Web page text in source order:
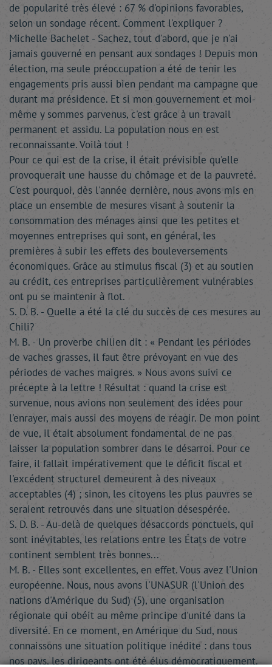
de popularité très élevé : 67 % d'opinions favorables,
selon un sondage récent. Comment l'expliquer ?
Michelle Bachelet - Sachez, tout d'abord, que je n'ai
jamais gouverné en pensant aux sondages ! Depuis mon
élection, ma seule préoccupation a été de tenir les
engagements pris aussi bien pendant ma campagne que
durant ma présidence. Et si mon gouvernement et moi-
même y sommes parvenus, c'est grâce à un travail
permanent et assidu. La population nous en est
reconnaissante. Voilà tout !
Pour ce qui est de la crise, il était prévisible qu'elle
provoquerait une hausse du chômage et de la pauvreté.
C'est pourquoi, dès l'année dernière, nous avons mis en
place un ensemble de mesures visant à soutenir la
consommation des ménages ainsi que les petites et
moyennes entreprises qui sont, en général, les
premières à subir les effets des bouleversements
économiques. Grâce au stimulus fiscal (3) et au soutien
au crédit, ces entreprises particulièrement vulnérables
ont pu se maintenir à flot.
S. D. B. - Quelle a été la clé du succès de ces mesures au
Chili?
M. B. - Un proverbe chilien dit : « Pendant les périodes
de vaches grasses, il faut être prévoyant en vue des
périodes de vaches maigres. » Nous avons suivi ce
précepte à la lettre ! Résultat : quand la crise est
survenue, nous avions non seulement des idées pour
l'enrayer, mais aussi des moyens de réagir. De mon point
de vue, il était absolument fondamental de ne pas
laisser la population sombrer dans le désarroi. Pour ce
faire, il fallait impérativement que le déficit fiscal et
l'excédent structurel demeurent à des niveaux
acceptables (4) ; sinon, les citoyens les plus pauvres se
seraient retrouvés dans une situation désespérée.
S. D. B. - Au-delà de quelques désaccords ponctuels, qui
sont inévitables, les relations entre les États de votre
continent semblent très bonnes...
M. B. - Elles sont excellentes, en effet. Vous avez l'Union
européenne. Nous, nous avons l'UNASUR (l'Union des
nations d'Amérique du Sud) (5), une organisation
régionale qui obéit au même principe d'unité dans la
diversité. En ce moment, en Amérique du Sud, nous
connaissons une situation politique inédite : dans tous
nos pays, les dirigeants ont été élus démocratiquement.